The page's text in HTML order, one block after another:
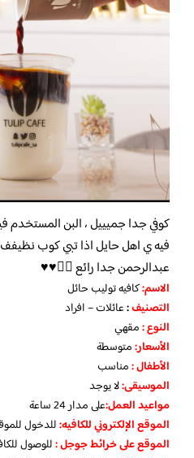
كوفي جدا جميييل ، البن المستخدم
فيه ي اهل حايل اذا تبي كوب نظيفف
عبدالرحمن جدا رائع 👍🏻♥️♥️
الاسم:كافيه توليب حائل
التصنيف:عائلات – افراد
النوع :مقهي
الأسعار:متوسطة
الأطفال:مناسب
الموسيقى:لا يوجد
مواعيد العمل:على مدار 24 ساعة
الموقع الإلكتروني للكافيه:للدخول
الموقع على خرائط جوجل:للوصول